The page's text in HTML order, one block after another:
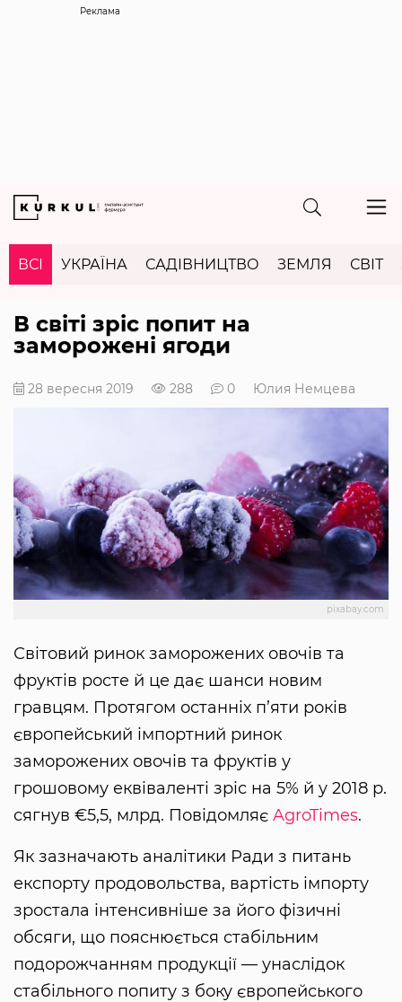
Реклама
ВСІ УКРАЇНА САДІВНИЦТВО ЗЕМЛЯ СВІТ
В світі зріс попит на
заморожені ягоди
28 вересня 2019 288 0 Юлия Немцева
pixabay.com
Світовий ринок заморожених овочів та
фруктів росте й це дає шанси новим
гравцям. Протягом останніх п’яти років
європейський імпортний ринок
заморожених овочів та фруктів у
грошовому еквіваленті зріс на 5% й у 2018 р.
сягнув €5,5, млрд. Повідомляє AgroTimes.
Як зазначають аналітики Ради з питань
експорту продовольства, вартість імпорту
зростала інтенсивніше за його фізичні
обсяги, що пояснюється стабільним
подорожчанням продукції — унаслідок
стабільного попиту з боку європейського